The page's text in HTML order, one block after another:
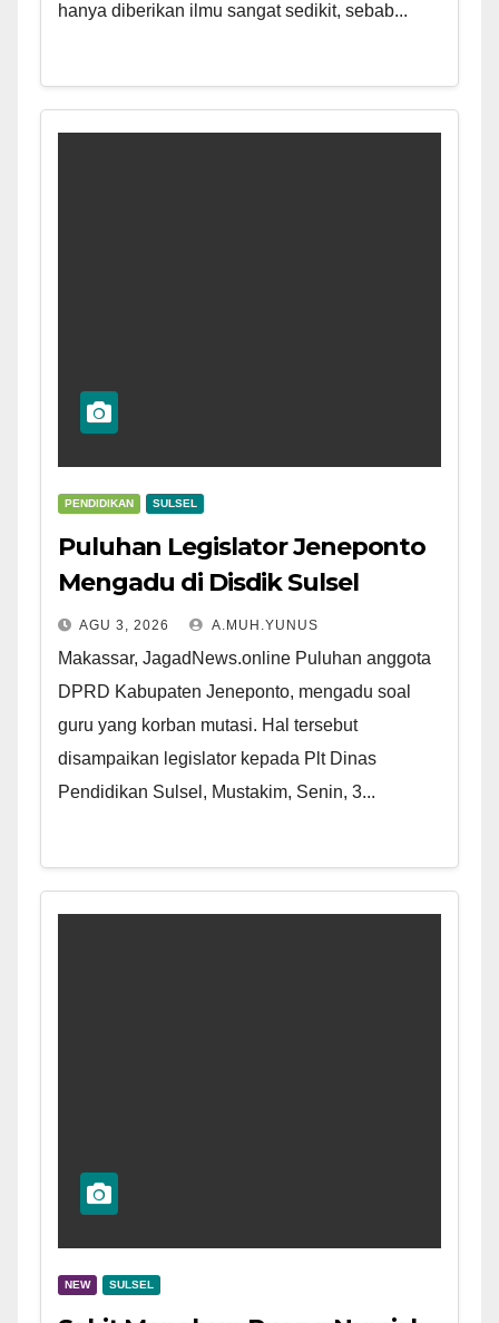
hanya diberikan ilmu sangat sedikit, sebab...
PENDIDIKAN SULSEL
Puluhan Legislator Jeneponto
Mengadu di Disdik Sulsel
AGU 3, 2026 A.MUH.YUNUS
Makassar, JagadNews.online Puluhan anggota
DPRD Kabupaten Jeneponto, mengadu soal
guru yang korban mutasi. Hal tersebut
disampaikan legislator kepada Plt Dinas
Pendidikan Sulsel, Mustakim, Senin, 3...
NEW SULSEL